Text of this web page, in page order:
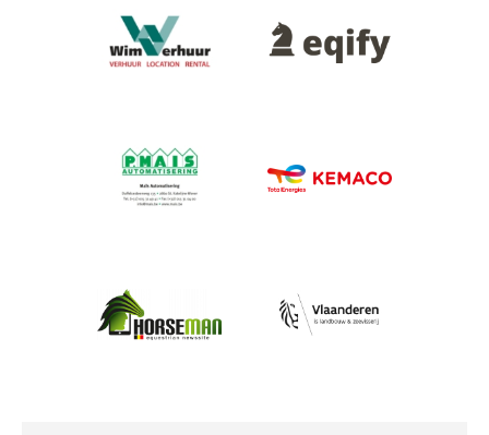
Afbeelding Afbeelding
Afbeelding
Afbeelding
Afbeelding Afbeelding